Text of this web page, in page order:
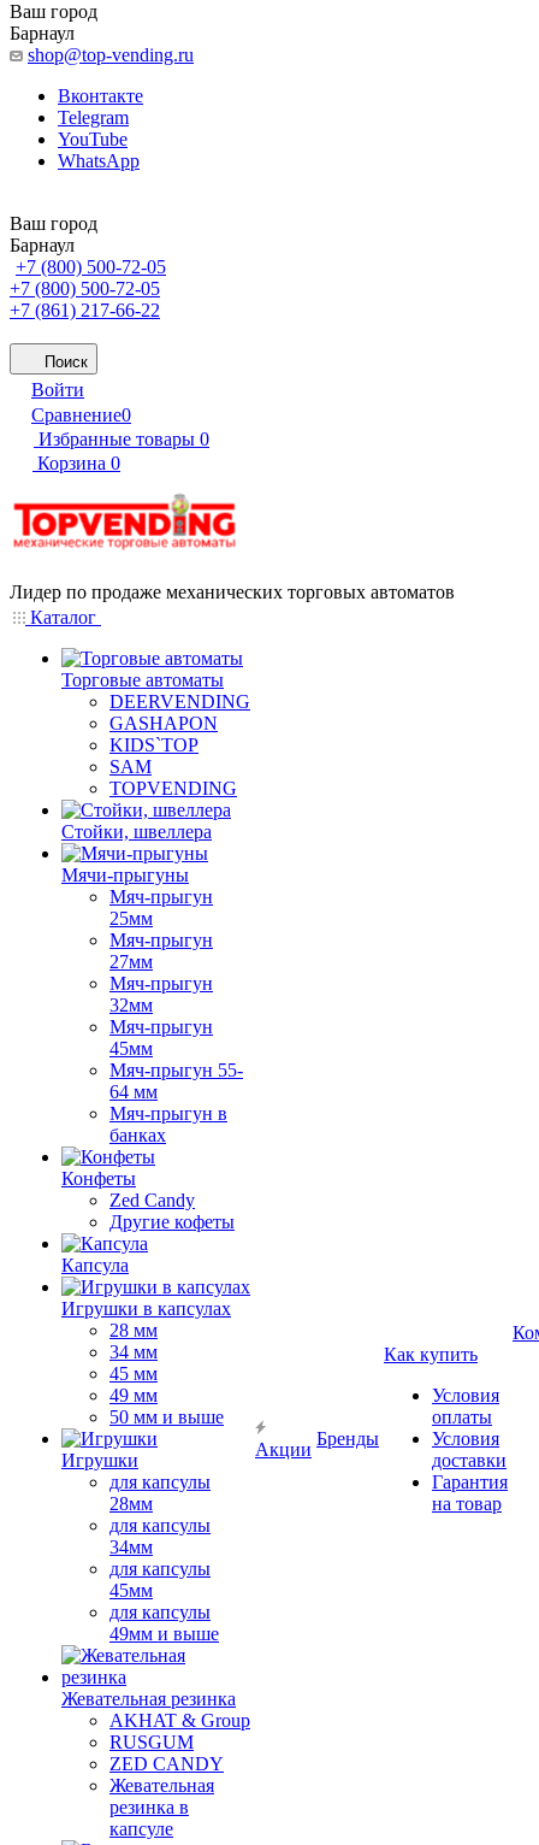
Ваш город
Барнаул
shop@top-vending.ru
Вконтакте
Telegram
YouTube
WhatsApp
Ваш город
Барнаул
+7 (800) 500-72-05
+7 (800) 500-72-05
+7 (861) 217-66-22
Поиск
Войти
Сравнение0
Избранные товары 0
Корзина 0
Лидер по продаже механических торговых автоматов
Каталог
Торговые автоматы
DEERVENDING
GASHAPON
KIDS`TOP
SAM
TOPVENDING
Стойки, швеллера
Мячи-прыгуны
Мяч-прыгун
25мм
Мяч-прыгун
27мм
Мяч-прыгун
32мм
Мяч-прыгун
45мм
Мяч-прыгун 55-
64 мм
Мяч-прыгун в
банках
Конфеты
Zed Candy
Другие кофеты
Капсула
Игрушки в капсулах
28 мм
34 мм
45 мм
49 мм
50 мм и выше
Игрушки
для капсулы
28мм
для капсулы
34мм
для капсулы
45мм
для капсулы
49мм и выше
Жевательная резинка
AKHAT & Group
RUSGUM
ZED CANDY
Жевательная
резинка в
капсуле
Акции
Бренды
Как купить
Условия
оплаты
Условия
доставки
Гарантия
на товар